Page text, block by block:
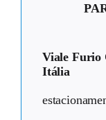
Viale Furio
Itália